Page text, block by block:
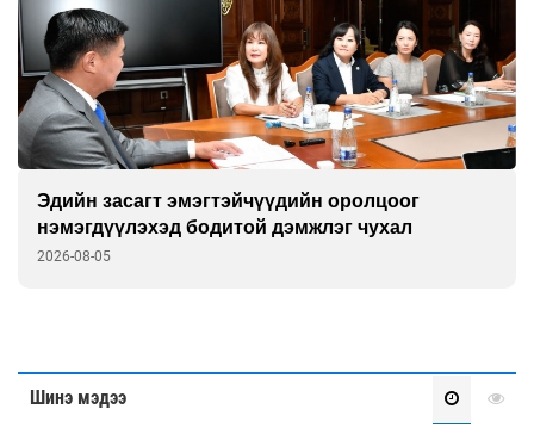
Эдийн засагт эмэгтэйчүүдийн оролцоог
нэмэгдүүлэхэд бодитой дэмжлэг чухал
2026-08-05
Шинэ мэдээ